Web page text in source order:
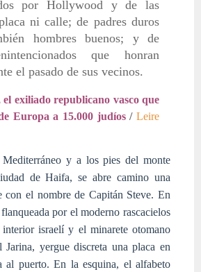
por Hollywood y de las
ni calle; de padres duros
hombres buenos; y de
que honran
el pasado de sus vecinos.
exiliado republicano vasco que
Europa a 15.000 judíos /Leire
y a los pies del monte
de Haifa, se abre camino una
con el nombre de Capitán Steve. En
por el moderno rascacielos
israelí y el minarete otomano
yergue discreta una placa en
al puerto. En la esquina, el alfabeto